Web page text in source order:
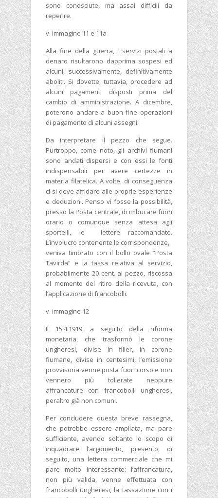
sono conosciute, ma assai difficili da
reperire.
v. immagine 11 e 11a
Alla fine della guerra, i servizi postali a
denaro risultarono dapprima sospesi ed
alcuni, successivamente, definitivamente
aboliti. Si dovette, tuttavia, procedere ad
alcuni pagamenti disposti prima del
cambio di amministrazione. A dicembre,
poterono andare a buon fine operazioni
di pagamento di alcuni assegni.
Da interpretare il pezzo che segue.
Purtroppo, come noto, gli archivi fiumani
sono andati dispersi e con essi le fonti
indispensabili per avere certezze in
materia filatelica. A volte, di conseguenza
ci si deve affidare alle proprie esperienze
e deduzioni. Penso vi fosse la possibilità,
presso la Posta centrale, di imbucare fuori
orario o comunque senza attesa agli
sportelli, le lettere raccomandate.
L’involucro contenente le corrispondenze,
veniva timbrato con il bollo ovale “Posta
Tavirda” e la tassa relativa al servizio,
probabilmente 20 cent. al pezzo, riscossa
al momento del ritiro della ricevuta, con
l’applicazione di francobolli.
v. immagine 12
Il 15.4.1919, a seguito della riforma
monetaria, che trasformò le corone
ungheresi, divise in filler, in corone
fiumane, divise in centesimi, l’emissione
provvisoria venne posta fuori corso e non
vennero più tollerate neppure
affrancature con francobolli ungheresi,
peraltro già non comuni.
Per concludere questa breve rassegna,
che potrebbe essere ampliata, ma pare
sufficiente, avendo soltanto lo scopo di
inquadrare l’argomento, presento, di
seguito, una lettera commerciale che mi
pare molto interessante: l’affrancatura,
non più valida, venne effettuata con
francobolli ungheresi, la tassazione con i